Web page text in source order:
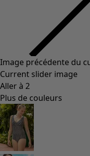
Image précédente du
Current slider image
Aller à 2
Plus de couleurs